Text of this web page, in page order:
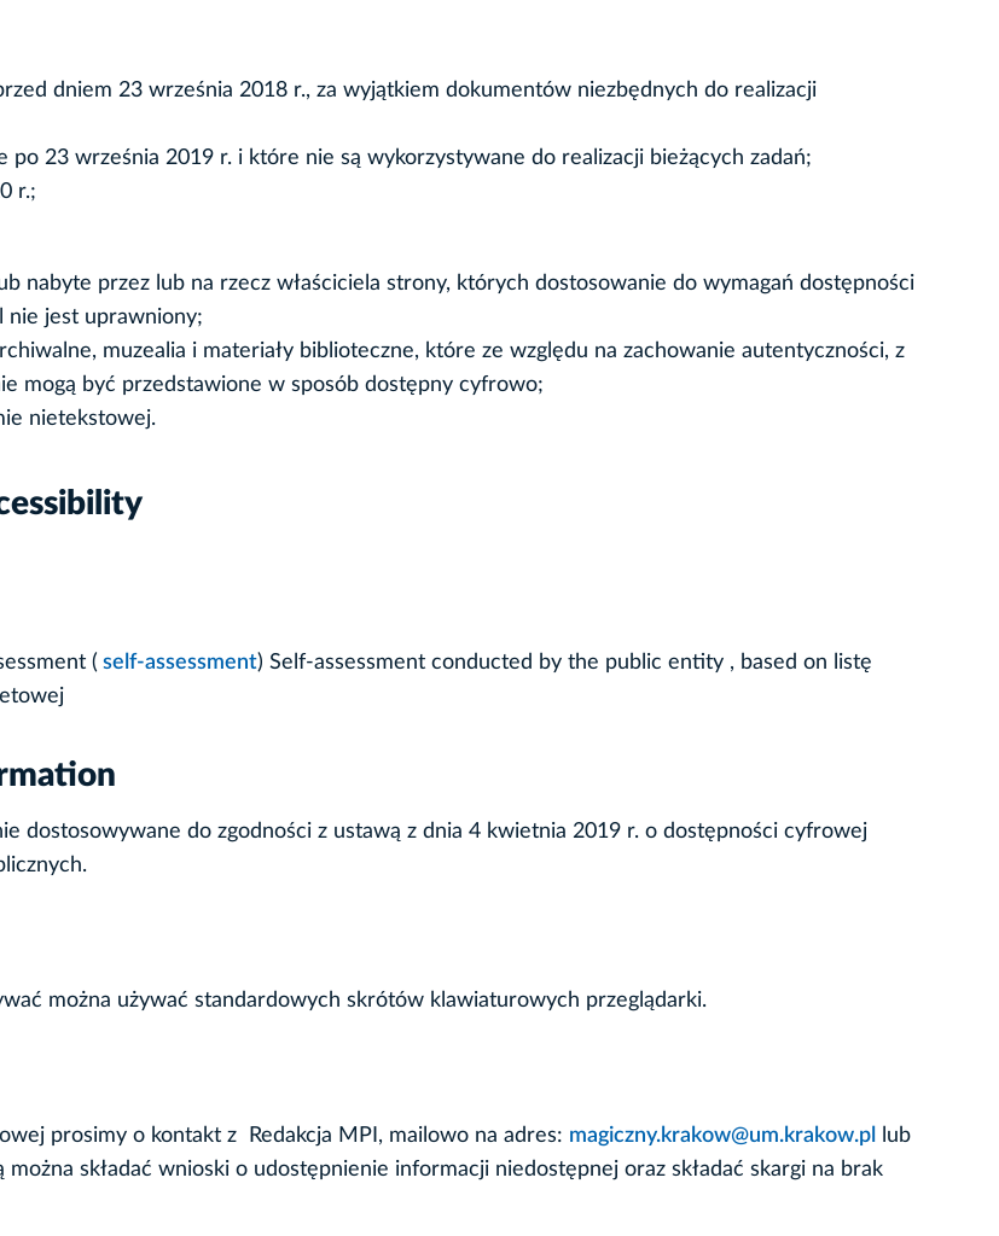
dniem 23 września 2018 r., za wyjątkiem dokumentów niezbędnych do realizacji
23 września 2019 r. i które nie są wykorzystywane do realizacji bieżących zadań;
r.;
nabyte przez lub na rzecz właściciela strony, których dostosowanie do wymagań dostępności
nie jest uprawniony;
muzealia i materiały biblioteczne, które ze względu na zachowanie autentyczności, z
mogą być przedstawione w sposób dostępny cyfrowo;
nietekstowej.
( self-assessment) Self-assessment conducted by the public entity , based on listę
dostosowywane do zgodności z ustawą z dnia 4 kwietnia 2019 r. o dostępności cyfrowej
można używać standardowych skrótów klawiaturowych przeglądarki.
prosimy o kontakt z Redakcja MPI , mailowo na adres: magiczny.krakow@um.krakow.pl
lub
można składać wnioski o udostępnienie informacji niedostępnej oraz składać skargi na brak